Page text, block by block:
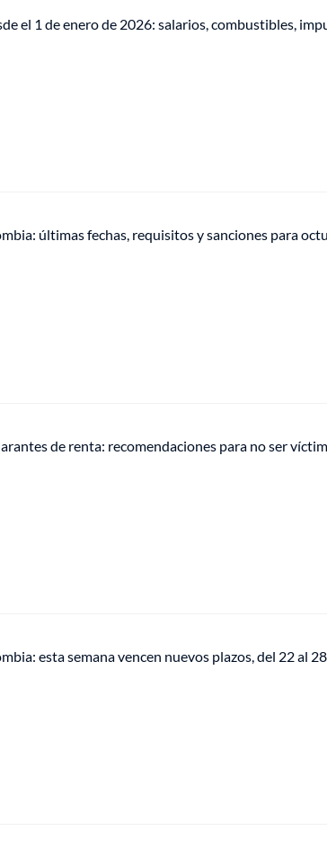
el 1 de enero de 2026: salarios, combustibles,
últimas fechas, requisitos y sanciones para
de renta: recomendaciones para no ser
esta semana vencen nuevos plazos, del 22 al